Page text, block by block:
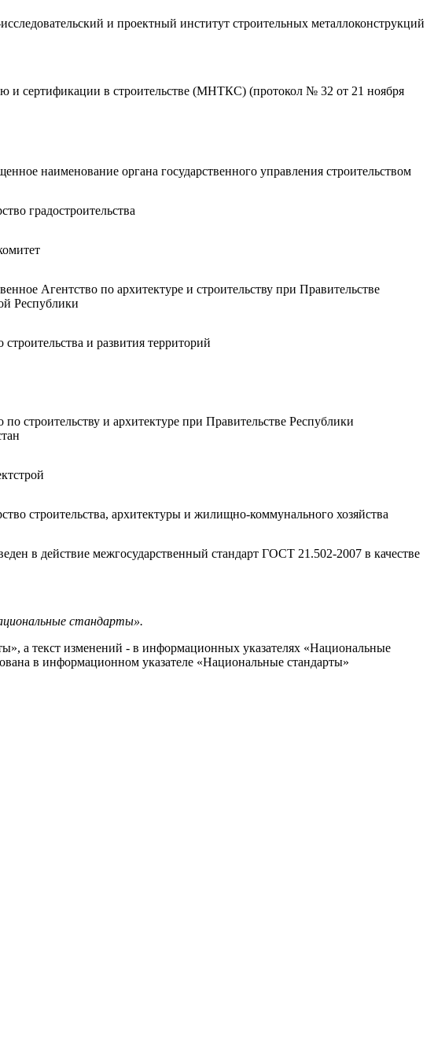
и проектный институт строительных металлоконструкций
и сертификации в строительстве (МНТКС) (протокол № 32 от 21 ноября
наименование органа государственного управления строительством
градостроительства
Агентство по архитектуре и строительству при Правительстве
Республики
строительства и развития территорий
по строительству и архитектуре при Правительстве Республики
строительства, архитектуры и жилищно-коммунального хозяйства
в действие межгосударственный стандарт ГОСТ 21.502-2007 в качестве
стандарты».
а текст изменений - в информационных указателях «Национальные
в информационном указателе «Национальные стандарты»